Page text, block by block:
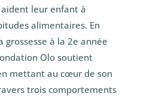
aident leur enfant à
alimentaires. En
à la 2e année
Olo soutient
mettant au cœur de son
trois comportements